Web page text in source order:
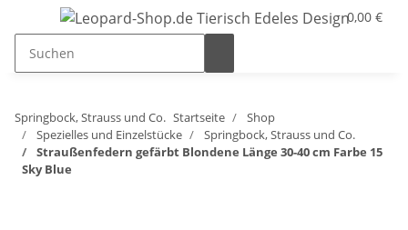
0,00 €
Springbock, Strauss und Co. Startseite
Shop
Spezielles und Einzelstücke
Springbock, Strauss und Co.
Straußenfedern gefärbt Blondene Länge 30-40 cm Farbe 15
Sky Blue